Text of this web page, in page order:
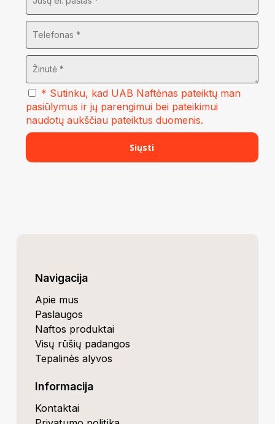
* Sutinku, kad UAB Naftėnas pateiktų man
pasiūlymus ir jų parengimui bei pateikimui
naudotų aukščiau pateiktus duomenis.
Navigacija
Apie mus
Paslaugos
Naftos produktai
Visų rūšių padangos
Tepalinės alyvos
Informacija
Kontaktai